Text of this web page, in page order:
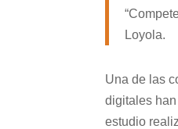
Loyola.
Una de las
digitales
estudio